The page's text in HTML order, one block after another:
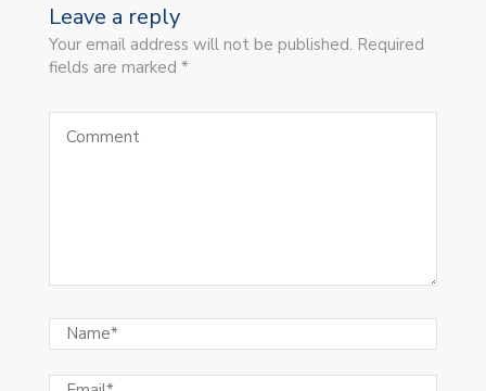
Leave a reply
Your email address will not be published. Required
fields are marked *